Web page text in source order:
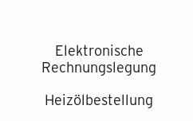
Elektronische
Rechnungslegung
Heizölbestellung